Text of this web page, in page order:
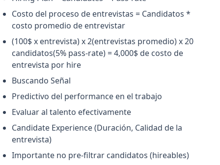
Costo del proceso de entrevistas = Candidatos *
costo promedio de entrevistar
(100$ x entrevista) x 2(entrevistas promedio) x 20
candidatos(5% pass-rate) = 4,000$ de costo de
entrevista por hire
Buscando Señal
Predictivo del performance en el trabajo
Evaluar al talento efectivamente
Candidate Experience (Duración, Calidad de la
entrevista)
Importante no pre-filtrar candidatos (hireables)